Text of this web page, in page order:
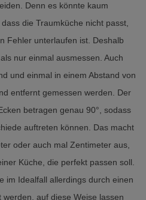
Denn es könnte kaum
die Traumküche nicht passt,
Fehler unterlaufen ist. Deshalb
nur einmal ausmessen. Auch
und einmal in einem Abstand von
entfernt gemessen werden. Der
betragen genau 90°, sodass
auftreten können. Das macht
oder auch mal Zentimeter aus,
Küche, die perfekt passen soll.
im Idealfall allerdings durch einen
auf diese Weise lassen